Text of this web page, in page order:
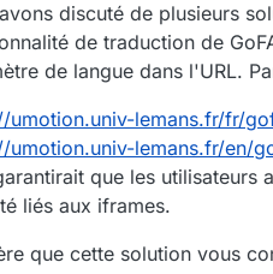
discuté de plusieurs
de traduction de
de langue dans l'URL.
umotion.univ-lemans.fr/fr/
umotion.univ-lemans.fr/en/
que les utilisateurs
liés aux iframes.
que cette solution vous